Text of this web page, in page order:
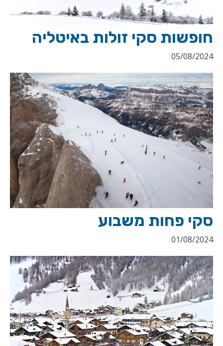
חופשות סקי זולות באיטליה
05/08/2024
סקי פחות משבוע
01/08/2024